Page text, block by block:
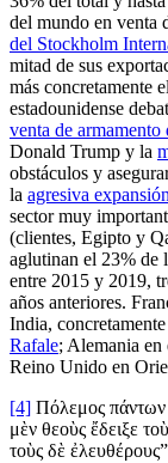
del mundo en venta
del Stockholm
mitad de sus
más concretamente
estadounidense
venta de
Donald Trump y la
obstáculos y
la agresiva
sector muy
(clientes, Egipto y
aglutinan el 23% de
entre 2015 y 2019,
años anteriores.
India,
Rafale; Alemania
Reino Unido en
[4] Πόλεμος πάντων
μὲν θεοὺς ἔδειξε
τοὺς δὲ